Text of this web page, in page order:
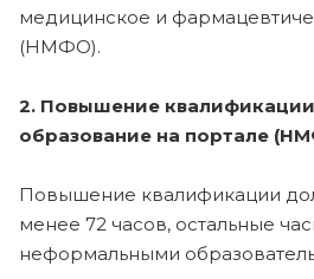
медицинское и
(НМФО).
2. Повышение
образование на портале
Повышение квалификации
менее 72 часов, остальные
неформальными